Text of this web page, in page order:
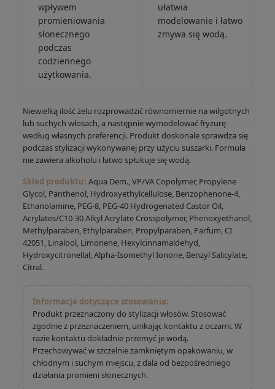
wpływem
promieniowania
słonecznego
podczas
codziennego
użytkowania.
ułatwia
modelowanie i łatwo
zmywa się wodą.
Niewielką ilość żelu rozprowadzić równomiernie na wilgotnych
lub suchych włosach, a następnie wymodelować fryzurę
według własnych preferencji. Produkt doskonale sprawdza się
podczas stylizacji wykonywanej przy użyciu suszarki. Formuła
nie zawiera alkoholu i łatwo spłukuje się wodą.
Skład produktu: Aqua Dem., VP/VA Copolymer, Propylene
Glycol, Panthenol, Hydroxyethylcellulose, Benzophenone-4,
Ethanolamine, PEG-8, PEG-40 Hydrogenated Castor Oil,
Acrylates/C10-30 Alkyl Acrylate Crosspolymer, Phenoxyethanol,
Methylparaben, Ethylparaben, Propylparaben, Parfum, CI
42051, Linalool, Limonene, Hexylcinnamaldehyd,
Hydroxycitronellal, Alpha-Isomethyl Ionone, Benzyl Salicylate,
Citral.
Informacje dotyczące stosowania:
Produkt przeznaczony do stylizacji włosów. Stosować
zgodnie z przeznaczeniem, unikając kontaktu z oczami. W
razie kontaktu dokładnie przemyć je wodą.
Przechowywać w szczelnie zamkniętym opakowaniu, w
chłodnym i suchym miejscu, z dala od bezpośredniego
działania promieni słonecznych.